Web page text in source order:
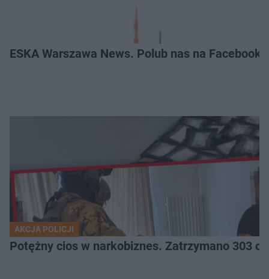
ESKA Warszawa News. Polub nas na
AKCJA POLICJI
Potężny cios